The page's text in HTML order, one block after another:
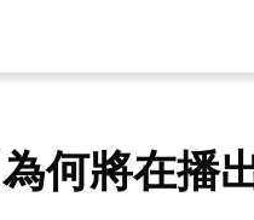
何將在播